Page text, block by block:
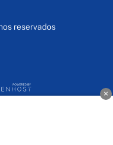
reservados
×